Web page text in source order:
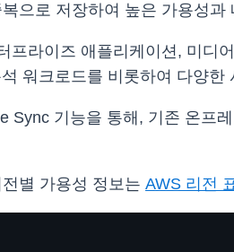
으로 저장하여 높은 가용성
라이즈 애플리케이션, 미디
워크로드를 비롯하여 다양
기능을 통해, 기존 온프
별 가용성 정보는 AWS 리전